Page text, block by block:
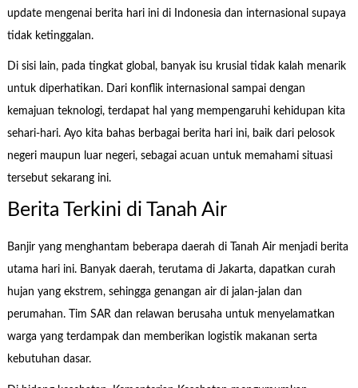
update mengenai berita hari ini di Indonesia dan internasional supaya
tidak ketinggalan.
Di sisi lain, pada tingkat global, banyak isu krusial tidak kalah menarik
untuk diperhatikan. Dari konflik internasional sampai dengan
kemajuan teknologi, terdapat hal yang mempengaruhi kehidupan kita
sehari-hari. Ayo kita bahas berbagai berita hari ini, baik dari pelosok
negeri maupun luar negeri, sebagai acuan untuk memahami situasi
tersebut sekarang ini.
Berita Terkini di Tanah Air
Banjir yang menghantam beberapa daerah di Tanah Air menjadi berita
utama hari ini. Banyak daerah, terutama di Jakarta, dapatkan curah
hujan yang ekstrem, sehingga genangan air di jalan-jalan dan
perumahan. Tim SAR dan relawan berusaha untuk menyelamatkan
warga yang terdampak dan memberikan logistik makanan serta
kebutuhan dasar.